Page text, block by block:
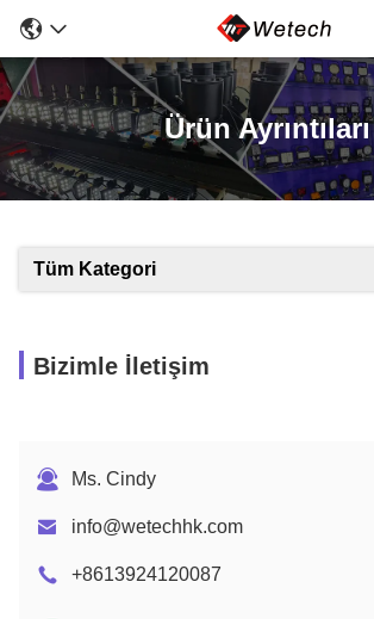
Ürün Ayrıntıları
Tüm Kategori
Bizimle İletişim
Ms. Cindy
info@wetechhk.com
+8613924120087